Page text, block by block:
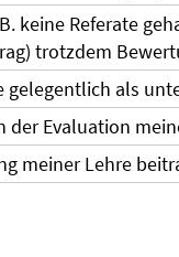
keine Referate
trotzdem
gelegentlich als
der Evaluation
meiner Lehre